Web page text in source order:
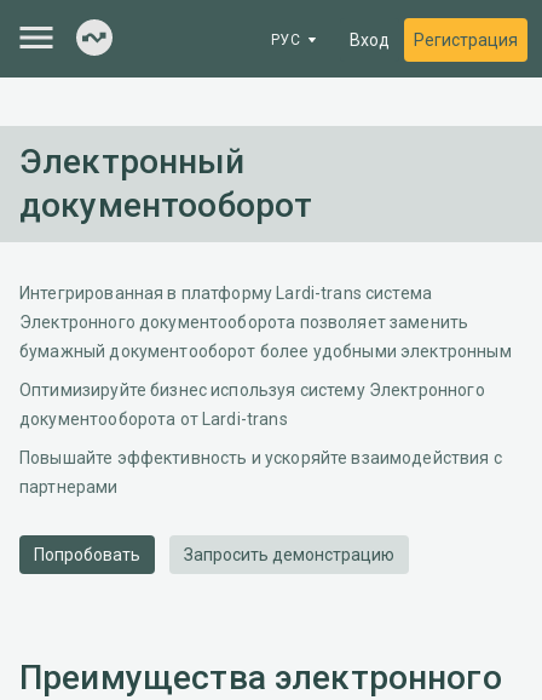
РУС Вход Регистрация
Электронный
документооборот
Интегрированная в платформу Lardi-trans система
Электронного документооборота позволяет заменить
бумажный документооборот более удобными электронным
Оптимизируйте бизнес используя систему Электронного
документооборота от Lardi-trans
Повышайте эффективность и ускоряйте взаимодействия с
партнерами
Попробовать Запросить демонстрацию
Преимущества электронного